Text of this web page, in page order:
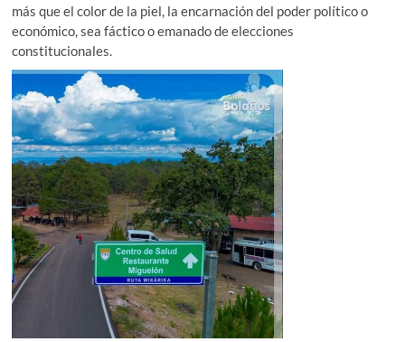
más que el color de la piel, la encarnación del poder político o
económico, sea fáctico o emanado de elecciones
constitucionales.